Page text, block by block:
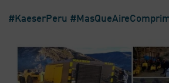
Contenido
comprimido
#KaeserPeru